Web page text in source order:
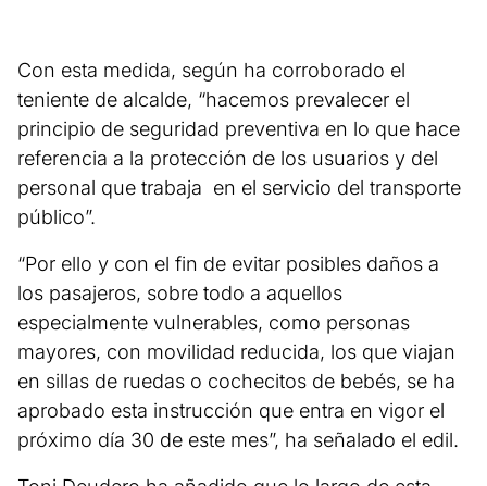
Con esta medida, según ha corroborado el
teniente de alcalde, “hacemos prevalecer el
principio de seguridad preventiva en lo que hace
referencia a la protección de los usuarios y del
personal que trabaja en el servicio del transporte
público”.
“Por ello y con el fin de evitar posibles daños a
los pasajeros, sobre todo a aquellos
especialmente vulnerables, como personas
mayores, con movilidad reducida, los que viajan
en sillas de ruedas o cochecitos de bebés, se ha
aprobado esta instrucción que entra en vigor el
próximo día 30 de este mes”, ha señalado el edil.